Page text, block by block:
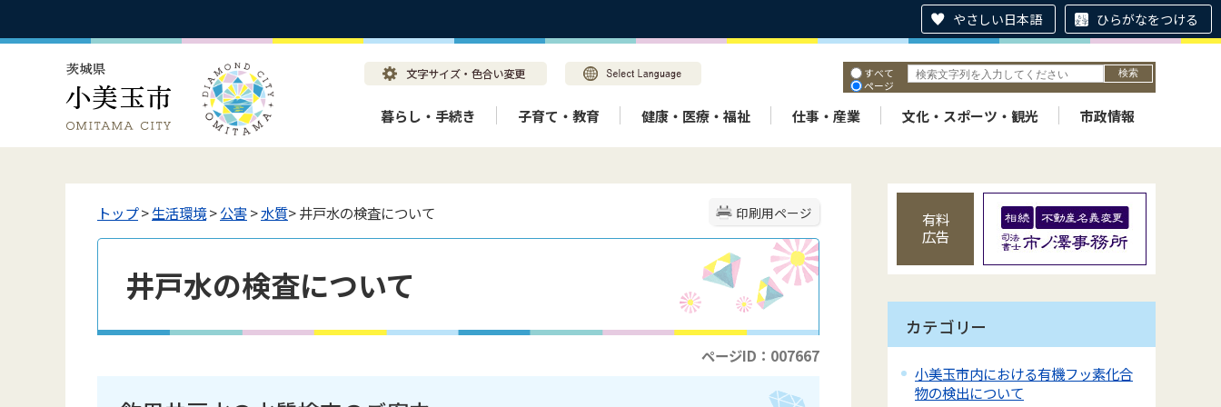
やさしい日本語 ひらがなをつける
すべて
ページ
暮らし・手続き 子育て・教育 健康・医療・福祉 仕事・産業 文化・スポーツ・観光 市政情報
印刷用ページ
トップ>生活環境>公害>水質> 井戸水の検査について
井戸水の検査について
ページID：007667
有料
広告
カテゴリー
小美玉市内における有機フッ素化合
物の検出について